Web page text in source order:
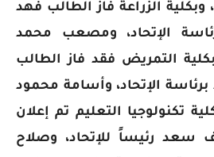
وبكلية الزراعة فاز الطالب فهد
الإتحاد، ومصعب محمد
بكلية التمريض فقد فاز الطالب
الإتحاد، وأسامة محمود
تكنولوجيا التعليم تم إعلان
رئيساً للإتحاد، وصلاح